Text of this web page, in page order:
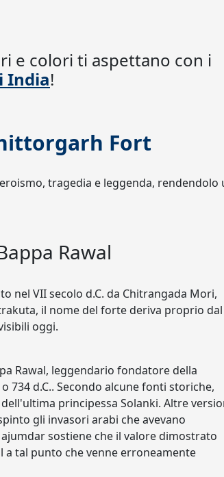
e colori ti aspettano con i
India!
Fort
tragedia e leggenda, rendendolo
Rawal
VII secolo d.C. da Chitrangada Mori,
il nome del forte deriva proprio dal
oggi.
Rawal, leggendario fondatore della
734 d.C.. Secondo alcune fonti storiche,
principessa Solanki. Altre
gli invasori arabi che avevano
sostiene che il valore dimostrato
a tal punto che venne erroneamente